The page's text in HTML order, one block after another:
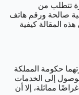
تتطلب من
صالحة ورقم هاتف
المقالة كيفية
حكومة المملكة
إلى الخدمات
مماثلة، إلا أن